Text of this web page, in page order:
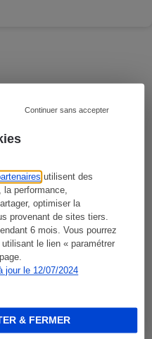
utilisent des
la performance,
optimiser la
provenant de sites tiers.
6 mois. Vous pourrez
le lien « paramétrer
jour le 12/07/2024
Continuer sans accepter
& FERMER